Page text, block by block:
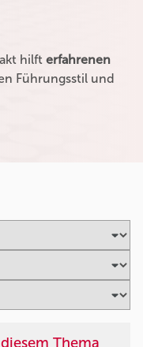
hilft erfahrenen
Führungsstil und
Thema